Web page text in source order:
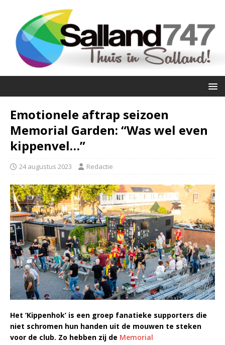
Emotionele aftrap seizoen
Memorial Garden: “Was wel even
kippenvel…”
24 augustus 2023 Redactie
Het ‘Kippenhok’ is een groep fanatieke supporters die
niet schromen hun handen uit de mouwen te steken
voor de club. Zo hebben zij de Memorial